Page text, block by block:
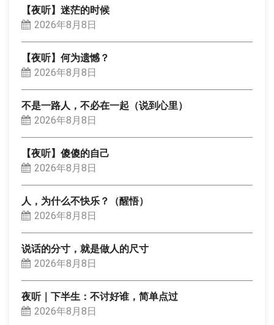
【夜听】迷茫的时候
2026年8月8日
【夜听】何为遗憾？
2026年8月8日
不是一路人，不必在一起（说到心里）
2026年8月8日
【夜听】傻傻的自己
2026年8月8日
人，为什么不快乐？（醒悟）
2026年8月8日
说话的分寸，就是做人的尺寸
2026年8月8日
夜听｜下半生：不讨好谁，简单点过
2026年8月8日